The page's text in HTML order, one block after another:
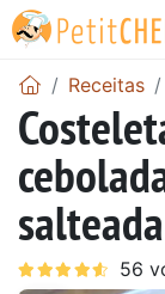
Receitas
salteada